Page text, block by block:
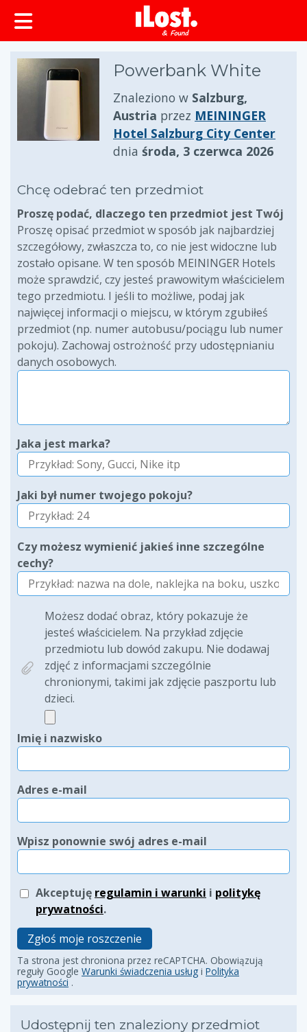
zawartości
Powerbank White
Znaleziono w Salzburg,
Austria przez MEININGER
Hotel Salzburg City Center
dnia środa, 3 czerwca 2026
Chcę odebrać ten przedmiot
Proszę podać, dlaczego ten przedmiot jest Twój
Proszę opisać przedmiot w sposób jak najbardziej
szczegółowy, zwłaszcza to, co nie jest widoczne lub
zostało opisane. W ten sposób MEININGER Hotels
może sprawdzić, czy jesteś prawowitym właścicielem
tego przedmiotu. I jeśli to możliwe, podaj jak
najwięcej informacji o miejscu, w którym zgubiłeś
przedmiot (np. numer autobusu/pociągu lub numer
pokoju). Zachowaj ostrożność przy udostępnianiu
danych osobowych.
Jaka jest marka?
Jaki był numer twojego pokoju?
Czy możesz wymienić jakieś inne szczególne
cechy?
Możesz dodać obraz, który pokazuje że
jesteś właścicielem. Na przykład zdjęcie
przedmiotu lub dowód zakupu. Nie dodawaj
zdjęć z informacjami szczególnie
chronionymi, takimi jak zdjęcie paszportu lub
dzieci.
Imię i nazwisko
Adres e-mail
Wpisz ponownie swój adres e-mail
Akceptuję regulamin i warunki i politykę
prywatności.
Zgłoś moje roszczenie
Ta strona jest chroniona przez reCAPTCHA. Obowiązują
reguły Google Warunki świadczenia usług i Polityka
prywatności.
Udostępnij ten znaleziony przedmiot